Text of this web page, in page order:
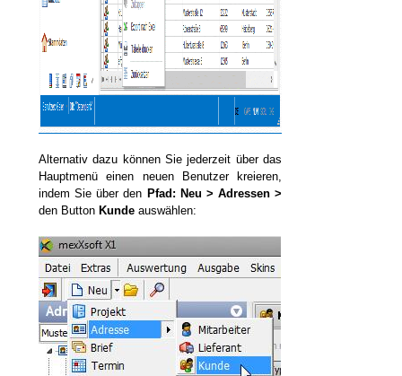
anlegen
Alternativ dazu können Sie jederzeit über das
Hauptmenü einen neuen Benutzer kreieren,
indem Sie über den Pfad: Neu > Adressen >
den Button Kunde auswählen: